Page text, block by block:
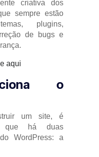
criativa dos
sempre estão
plugins,
de bugs e
aqui
o
um site, é
que há duas
WordPress: a